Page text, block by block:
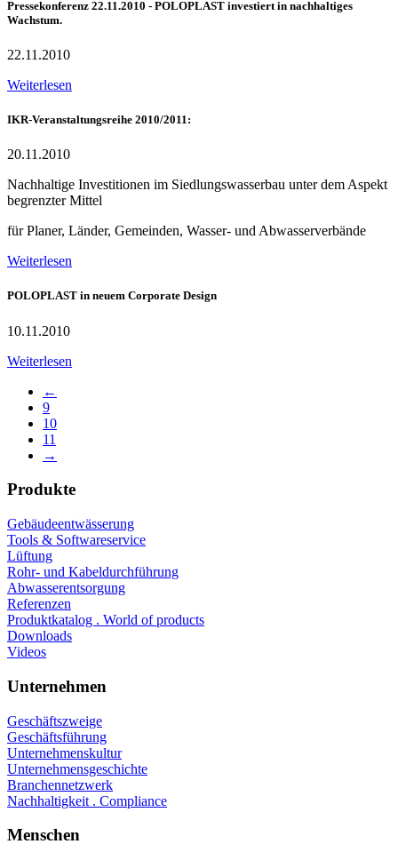
Pressekonferenz 22.11.2010 - POLOPLAST investiert in nachhaltiges
Wachstum.
22.11.2010
Weiterlesen
IKR-Veranstaltungsreihe 2010/2011:
20.11.2010
Nachhaltige Investitionen im Siedlungswasserbau unter dem Aspekt
begrenzter Mittel
für Planer, Länder, Gemeinden, Wasser- und Abwasserverbände
Weiterlesen
POLOPLAST in neuem Corporate Design
10.11.2010
Weiterlesen
←
9
10
11
→
Produkte
Gebäudeentwässerung
Tools & Softwareservice
Lüftung
Rohr- und Kabeldurchführung
Abwasserentsorgung
Referenzen
Produktkatalog . World of products
Downloads
Videos
Unternehmen
Geschäftszweige
Geschäftsführung
Unternehmenskultur
Unternehmensgeschichte
Branchennetzwerk
Nachhaltigkeit . Compliance
Menschen